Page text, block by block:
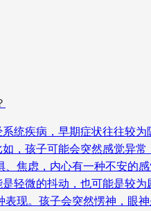
统疾病，早期症状往往较
，孩子可能会突然感觉异
、焦虑，内心有一种不安的
轻微的抖动，也可能是较
现。孩子会突然愣神，眼